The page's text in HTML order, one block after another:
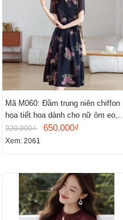
Mã M060: Đầm trung niên chiffon
họa tiết hoa dành cho nữ ôm eo,
cổ chữ V, đầm midi tay ngắn thanh
lịch.
920.000₫ 650.000₫
Xem: 2061